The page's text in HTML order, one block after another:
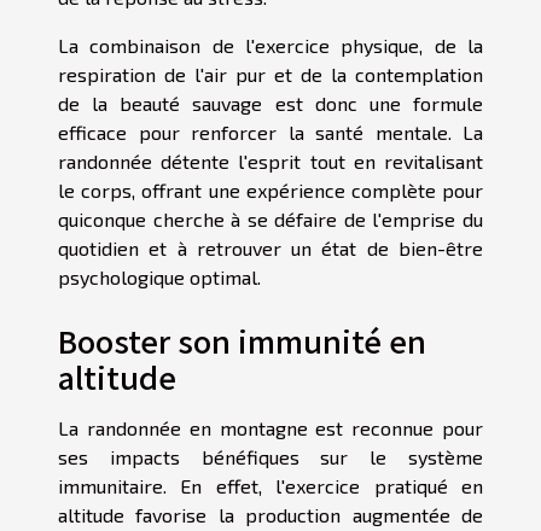
La combinaison de l'exercice physique, de la
respiration de l'air pur et de la contemplation
de la beauté sauvage est donc une formule
efficace pour renforcer la santé mentale. La
randonnée détente l'esprit tout en revitalisant
le corps, offrant une expérience complète pour
quiconque cherche à se défaire de l'emprise du
quotidien et à retrouver un état de bien-être
psychologique optimal.
Booster son immunité en
altitude
La randonnée en montagne est reconnue pour
ses impacts bénéfiques sur le système
immunitaire. En effet, l'exercice pratiqué en
altitude favorise la production augmentée de